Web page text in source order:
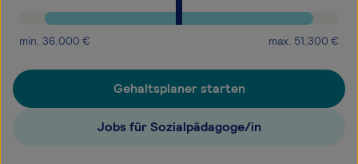
min. 36.000 € max. 51.300 €
Gehaltsplaner starten
Jobs für Sozialpädagoge/in